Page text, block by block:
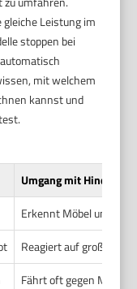
Leistung im
stoppen bei
mit welchem
kannst und
Umgang mit
Erkennt Möbel und
Reagiert auf große
Fährt oft gegen